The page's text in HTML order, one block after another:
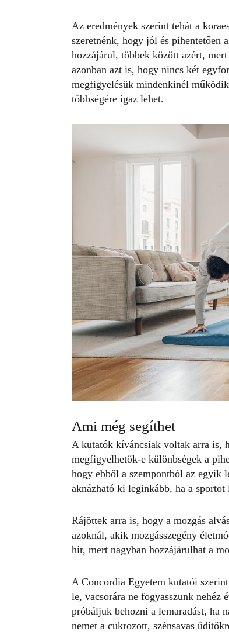
Az eredmények szerint tehát a
szeretnénk, hogy jól és pihentetően
hozzájárul, többek között azért,
azonban azt is, hogy nincs két
megfigyelésük mindenkinél
többségére igaz lehet.
Ami még segíthet
A kutatók kíváncsiak voltak arra is,
megfigyelhetők-e különbségek a
hogy ebből a szempontból az egyik
aknázható ki leginkább, ha a
Rájöttek arra is, hogy a mozgás
azoknál, akik mozgásszegény
hír, mert nagyban hozzájárulhat a
A Concordia Egyetem kutatói
le, vacsorára ne fogyasszunk nehéz
próbáljuk behozni a lemaradást, ha
nemet a cukrozott, szénsavas